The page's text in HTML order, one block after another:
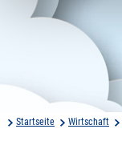
Startseite Wirtschaft